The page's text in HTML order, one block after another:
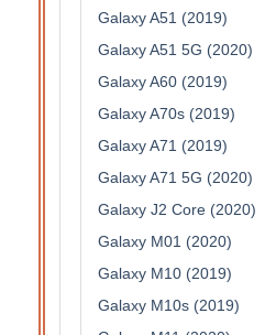
Galaxy A51 (2019)
Galaxy A51 5G (2020)
Galaxy A60 (2019)
Galaxy A70s (2019)
Galaxy A71 (2019)
Galaxy A71 5G (2020)
Galaxy J2 Core (2020)
Galaxy M01 (2020)
Galaxy M10 (2019)
Galaxy M10s (2019)
ACCESSOIRES DE PROTECTION
étui à rabat semi
translucide pour
Galaxy J6+ (rose)
15,90